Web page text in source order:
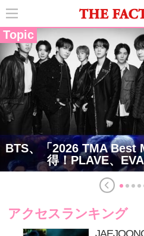
Topic
BTS、「2026 TMA Best
得！PLAVE、
アクセスランキング